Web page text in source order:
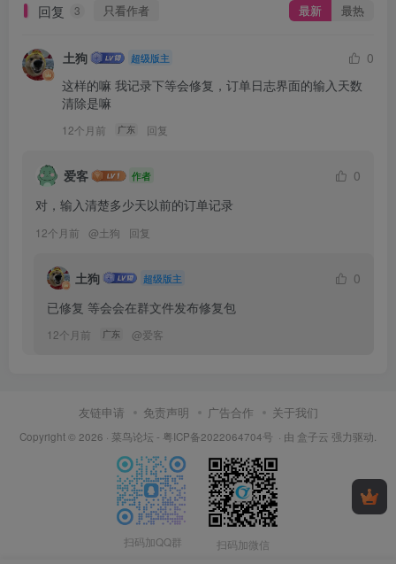
回复 3 只看作者 最新 最热
土狗 超级版主
0
这样的嘛 我记录下等会修复，订单日志界面的输入天数
清除是嘛
12个月前 广东 回复
爱客 作者
0
对，输入清楚多少天以前的订单记录
12个月前 @土狗 回复
土狗 超级版主
0
已修复 等会会在群文件发布修复包
12个月前 广东 @爱客
友链申请 免责声明 广告合作 关于我们
Copyright © 2026 · 菜鸟论坛 - 粤ICP备2022064704号 · 由 盒子云 强力驱动.
扫码加QQ群 扫码加微信